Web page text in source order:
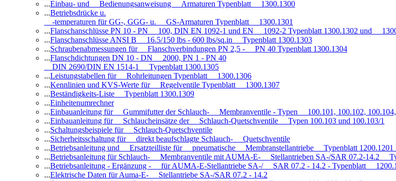
...Einbau- und Bedienungsanweisung Armaturen Typenblatt 1300.1300
...Betriebsdrücke u.
-temperaturen für GG-, GGG- u. GS-Armaturen Typenblatt 1300.1301
...Flanschanschlüsse PN 10 - PN 100, DIN EN 1092-1 und EN 1092-2 Typenblatt 1300.1302 und
...Flanschanschlüsse ANSI B 16.5/150 lbs - 600 lbs/sq.in Typenblatt 1300.1303
...Schraubenabmessungen für Flanschverbindungen PN 2,5 - PN 40 Typenblatt 1300.1304
...Flanschdichtungen DN 10 - DN 2000, PN 1 - PN 40
DIN 2690/DIN EN 1514-1 Typenblatt 1300.1305
...Leistungstabellen für Rohrleitungen Typenblatt 1300.1306
...Kennlinien und KVS-Werte für Regelventile Typenblatt 1300.1307
...Beständigkeits-Liste Typenblatt 1300.1309
...Einheitenumrechner
...Einbauanleitung für Gummifutter der Schlauch- Membranventile - Typen 100.101, 100.102,
...Einbauanleitung für Schlaucheinsätze der Schlauch-Quetschventile Typen 100.103 und 100.103/1
...Schaltungsbeispiele für Schlauch-Quetschventile
...Sicherheitsschaltung für direkt beaufschlagte Schlauch- Quetschventile
...Betriebsanleitung und Ersatzteilliste für pneumatische Membranstellantriebe Typenblatt 1200.1201
...Betriebsanleitung für Schlauch- Membranventile mit AUMA-E- Stellantrieben SA-/SAR 07.2-14.2
...Betriebsanleitung - Ergänzung - für AUMA-E-Stellantriebe SA-/ SAR 07.2 - 14.2 - Typenblatt
...Elektrische Daten für Auma-E- Stellantriebe SA-/SAR 07.2 - 14.2